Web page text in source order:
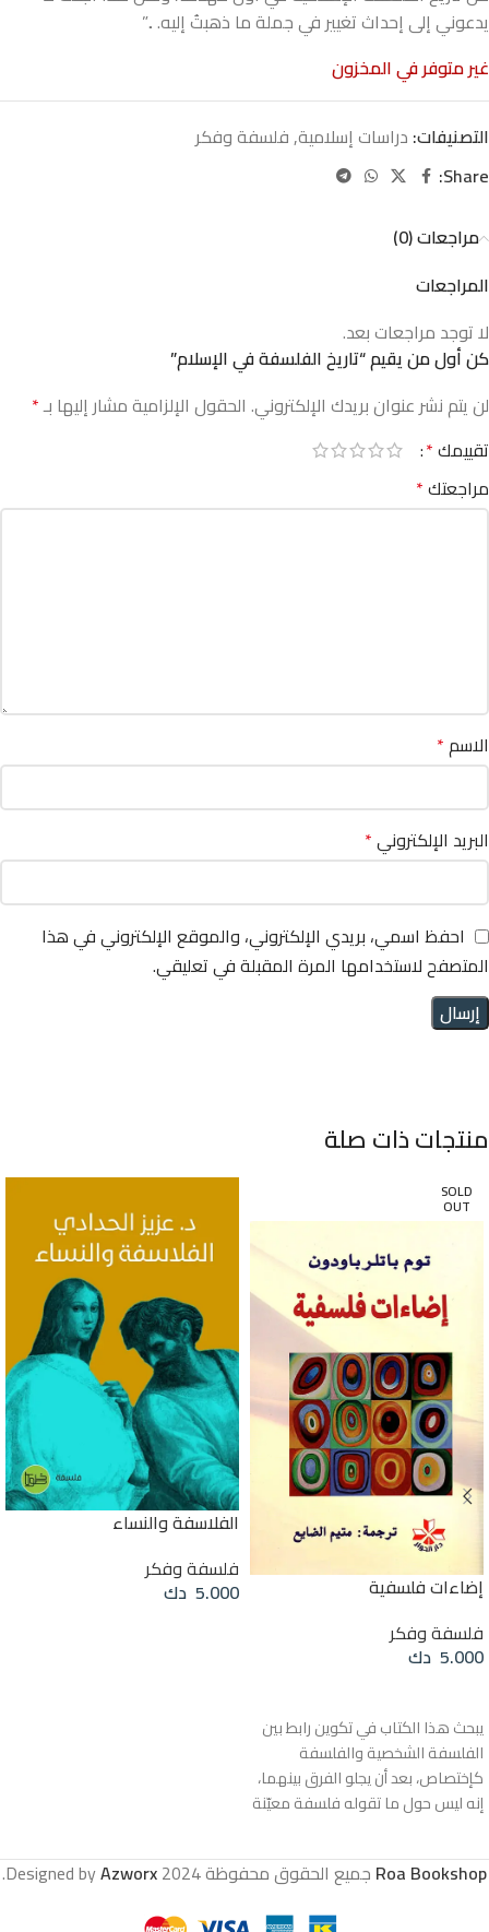
يدعوني إلى إحداث تغيير في جملة ما ذهبتُ إليه. ..”
غير متوفر في المخزون
التصنيفات: دراسات إسلامية,فلسفة وفكر
Share:
مراجعات (0)
المراجعات
لا توجد مراجعات بعد.
كن أول من يقيم “تاريخ الفلسفة في الإسلام”
لن يتم نشر عنوان بريدك الإلكتروني. الحقول الإلزامية مشار إليها بـ*
تقييمك*
مراجعتك*
الاسم*
البريد الإلكتروني*
احفظ اسمي، بريدي الإلكتروني، والموقع الإلكتروني في هذا
المتصفح لاستخدامها المرة المقبلة في تعليقي.
منتجات ذات صلة
SOLD
OUT
إضاءات فلسفية
فلسفة وفكر
5.000 دك
يبحث هذا الكتاب في تكوين رابط بين
الفلسفة الشخصية والفلسفة
كإختصاص، بعد أن يجلو الفرق بينهما،
إنه ليس حول ما تقوله فلسفة معيّنة
أن تعنيه بالنسبة لي ولك، فيكون لنا أن
هل تستطيع أن ترفع من قيمة حياتنا،
الفلاسفة والنساء
فلسفة وفكر
5.000 دك
Roa Bookshop جميع الحقوق محفوظة2024 Designed by
Azworx
.